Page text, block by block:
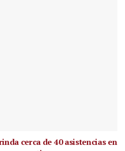
cerca de 40 asistencias en